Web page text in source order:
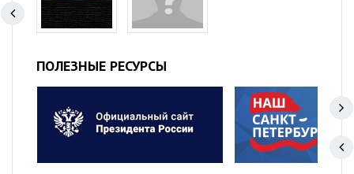
ПОЛЕЗНЫЕ РЕСУРСЫ